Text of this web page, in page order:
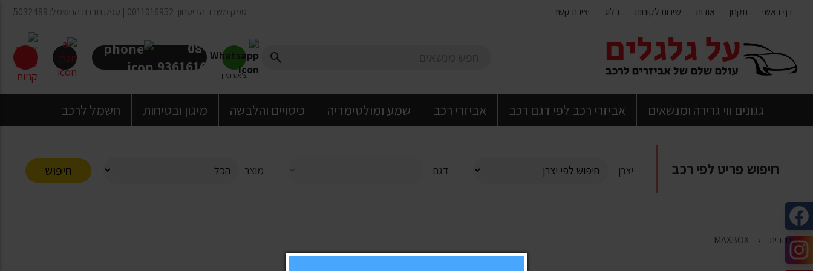
דף ראשי תקנון אודות שירות לקוחות בלוג יצירת קשר ספק משרד הביטחון: 0011016952 | ספק חברת החשמל: 5032489
צ'אט זמין
08-
9361616
גגונים ווי גרירה ומנשאים אביזרי רכב לפי דגם רכב אביזרי רכב שמע ומולטימדיה כיסויים והלבשה מיגון ובטיחות חשמל לרכב
חיפוש פריט לפי רכב יצרן דגם מוצר חיפוש
דף הבית MAXBOX